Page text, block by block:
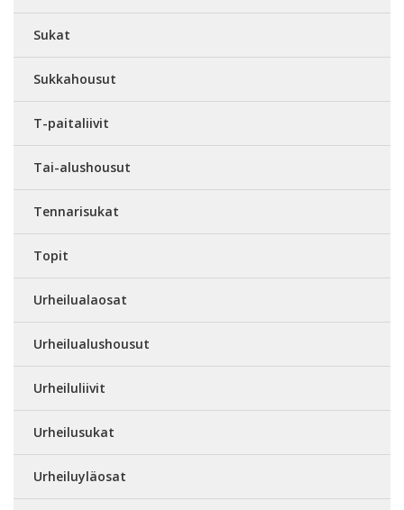
Sukat
Sukkahousut
T-paitaliivit
Tai-alushousut
Tennarisukat
Topit
Urheilualaosat
Urheilualushousut
Urheiluliivit
Urheilusukat
Urheiluyläosat